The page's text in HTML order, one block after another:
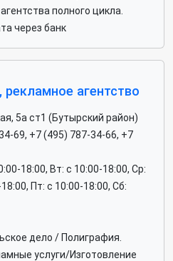
полного цикла.
через банк
агентство
5а ст1 (Бутырский район)
69, +7 (495) 787-34-66, +7
18:00, Вт: c 10:00-18:00, Ср:
Пт: c 10:00-18:00, Сб:
дело / Полиграфия.
услуги/Изготовление